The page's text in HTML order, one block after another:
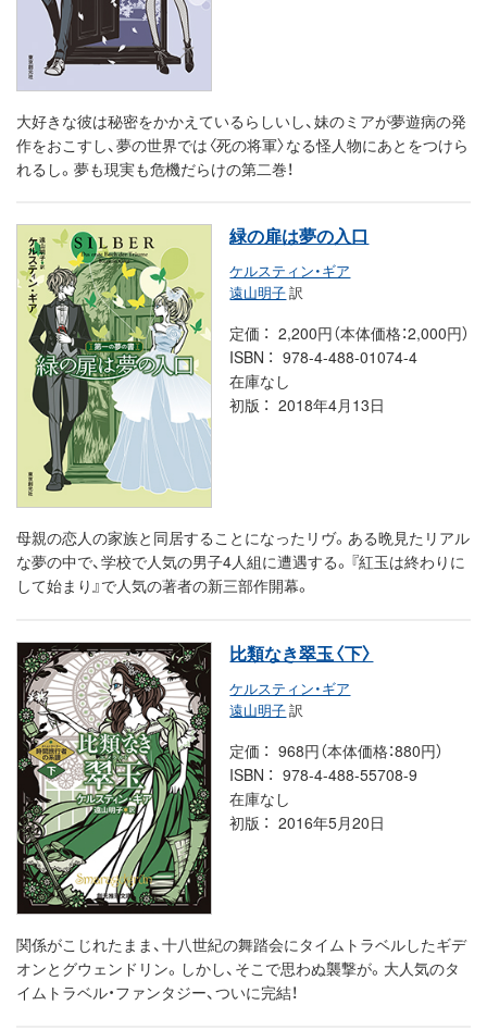
大好きな彼は秘密をかかえているらしいし、妹のミアが夢遊病の発
作をおこすし、夢の世界では〈死の将軍〉なる怪人物にあとをつけら
れるし。夢も現実も危機だらけの第二巻！
緑の扉は夢の入口
ケルスティン・ギア
遠山明子訳
定価
2,200円（本体価格：2,000円）
ISBN
978-4-488-01074-4
在庫なし
初版
2018年4月13日
母親の恋人の家族と同居することになったリヴ。ある晩見たリアル
な夢の中で、学校で人気の男子4人組に遭遇する。『紅玉は終わりに
して始まり』で人気の著者の新三部作開幕。
比類なき翠玉〈下〉
ケルスティン・ギア
遠山明子訳
定価
968円（本体価格：880円）
ISBN
978-4-488-55708-9
在庫なし
初版
2016年5月20日
関係がこじれたまま、十八世紀の舞踏会にタイムトラベルしたギデ
オンとグウェンドリン。しかし、そこで思わぬ襲撃が。大人気のタ
イムトラベル・ファンタジー、ついに完結！